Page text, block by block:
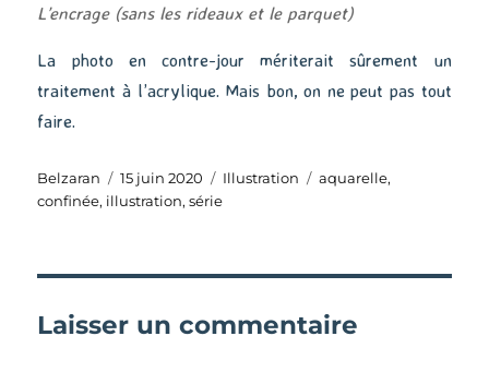
L’encrage (sans les rideaux et le parquet)
La photo en contre-jour mériterait sûrement un
traitement à l’acrylique. Mais bon, on ne peut pas tout
faire.
Auteur
Belzaran
Publié
le
15 juin 2020 Catégories
Illustration Étiquettes
aquarelle,
confinée, illustration,série
Laisser un commentaire